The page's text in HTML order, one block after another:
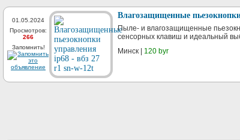
01.05.2024
Просмотров:
266
Запомнить!
Влагозащищенные
Пыле- и влагозащищенные
сенсорных клавиш и идеальный
Минск | 120 byr